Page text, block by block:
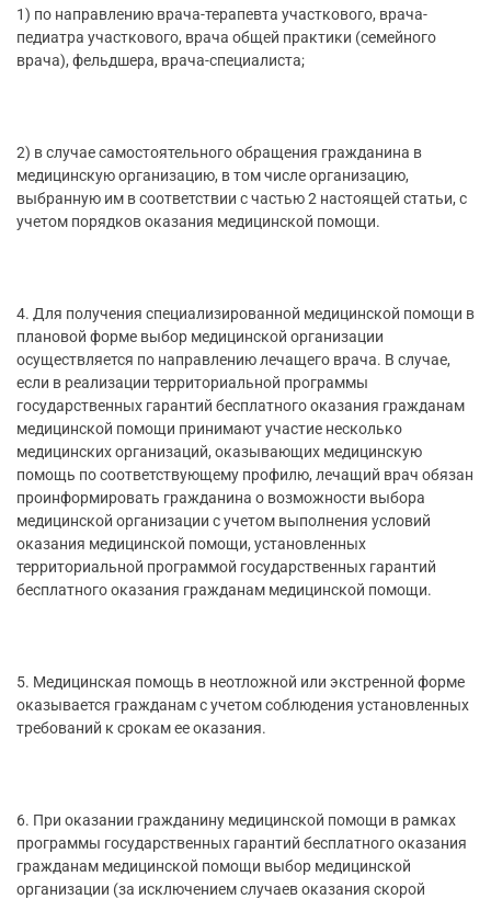
1) по направлению врача-терапевта участкового, врача-
педиатра участкового, врача общей практики (семейного
врача), фельдшера, врача-специалиста;
2) в случае самостоятельного обращения гражданина в
медицинскую организацию, в том числе организацию,
выбранную им в соответствии с частью 2 настоящей статьи, с
учетом порядков оказания медицинской помощи.
4. Для получения специализированной медицинской помощи в
плановой форме выбор медицинской организации
осуществляется по направлению лечащего врача. В случае,
если в реализации территориальной программы
государственных гарантий бесплатного оказания гражданам
медицинской помощи принимают участие несколько
медицинских организаций, оказывающих медицинскую
помощь по соответствующему профилю, лечащий врач обязан
проинформировать гражданина о возможности выбора
медицинской организации с учетом выполнения условий
оказания медицинской помощи, установленных
территориальной программой государственных гарантий
бесплатного оказания гражданам медицинской помощи.
5. Медицинская помощь в неотложной или экстренной форме
оказывается гражданам с учетом соблюдения установленных
требований к срокам ее оказания.
6. При оказании гражданину медицинской помощи в рамках
программы государственных гарантий бесплатного оказания
гражданам медицинской помощи выбор медицинской
организации (за исключением случаев оказания скорой